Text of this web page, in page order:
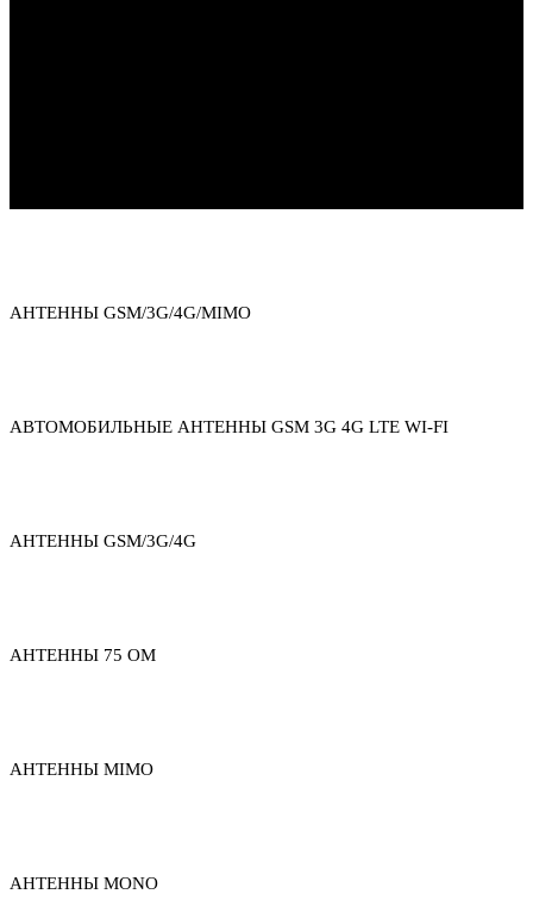
АНТЕННЫ GSM/3G/4G/MIMO
АВТОМОБИЛЬНЫЕ АНТЕННЫ GSM 3G 4G LTE WI-FI
АНТЕННЫ GSM/3G/4G
АНТЕННЫ 75 ОМ
АНТЕННЫ MIMO
АНТЕННЫ MONO